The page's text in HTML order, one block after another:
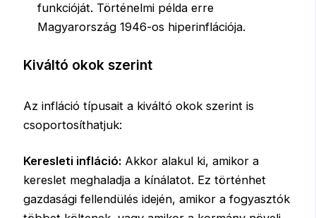
funkcióját. Történelmi példa erre
Magyarország 1946-os hiperinflációja.
Kiváltó okok szerint
Az infláció típusait a kiváltó okok szerint is
csoportosíthatjuk:
Keresleti infláció: Akkor alakul ki, amikor a
kereslet meghaladja a kínálatot. Ez történhet
gazdasági fellendülés idején, amikor a fogyasztók